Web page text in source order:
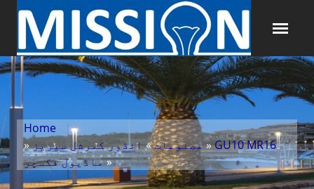
Home
»
مصنوعات»انڈور کمرشل سیریز »GU10 MR16
ماڈیول فکسچر»